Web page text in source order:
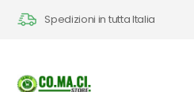
Spedizioni in tutta Italia